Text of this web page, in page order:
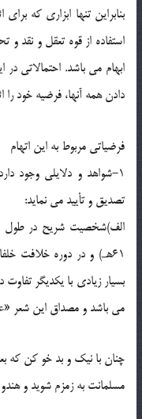
بنابراین تنها ابزاری که
استفاده از قوه تعقل و نقد
ابهام می باشد. احتمالاتی در
دادن همه آنها، فرضیه خود را
فرضیاتی مربوط به این اتهام
1-شواهد و دلایلی وجود
تصدیق و تأیید می نماید:
61هـ) و در دوره خلافت
بسیار زیادی با یکدیگر تفاوت
می باشد و مصداق این شعر
چنان با نیک و بد خو کن که
مسلمانت به زمزم شوید و هندو